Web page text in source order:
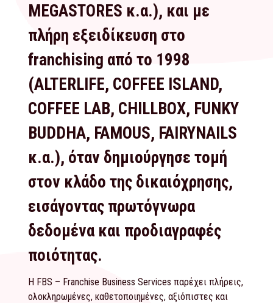
MEGASTORES κ.α.), και με
πλήρη εξειδίκευση στο
franchising από το 1998
(ALTERLIFE, COFFEE ISLAND,
COFFEE LAB, CHILLBOX, FUNKY
BUDDHA, FAMOUS, FAIRYNAILS
κ.α.), όταν δημιούργησε τομή
στον κλάδο της δικαιόχρησης,
εισάγοντας πρωτόγνωρα
δεδομένα και προδιαγραφές
ποιότητας.
Η FBS – Franchise Business Services παρέχει πλήρεις,
ολοκληρωμένες, καθετοποιημένες, αξιόπιστες και